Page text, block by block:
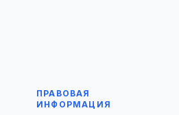
ПРАВОВАЯ
ИНФОРМАЦИЯ